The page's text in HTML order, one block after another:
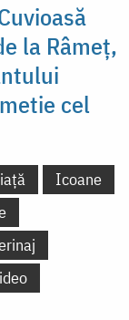
la Râmeț,
cel
Icoane